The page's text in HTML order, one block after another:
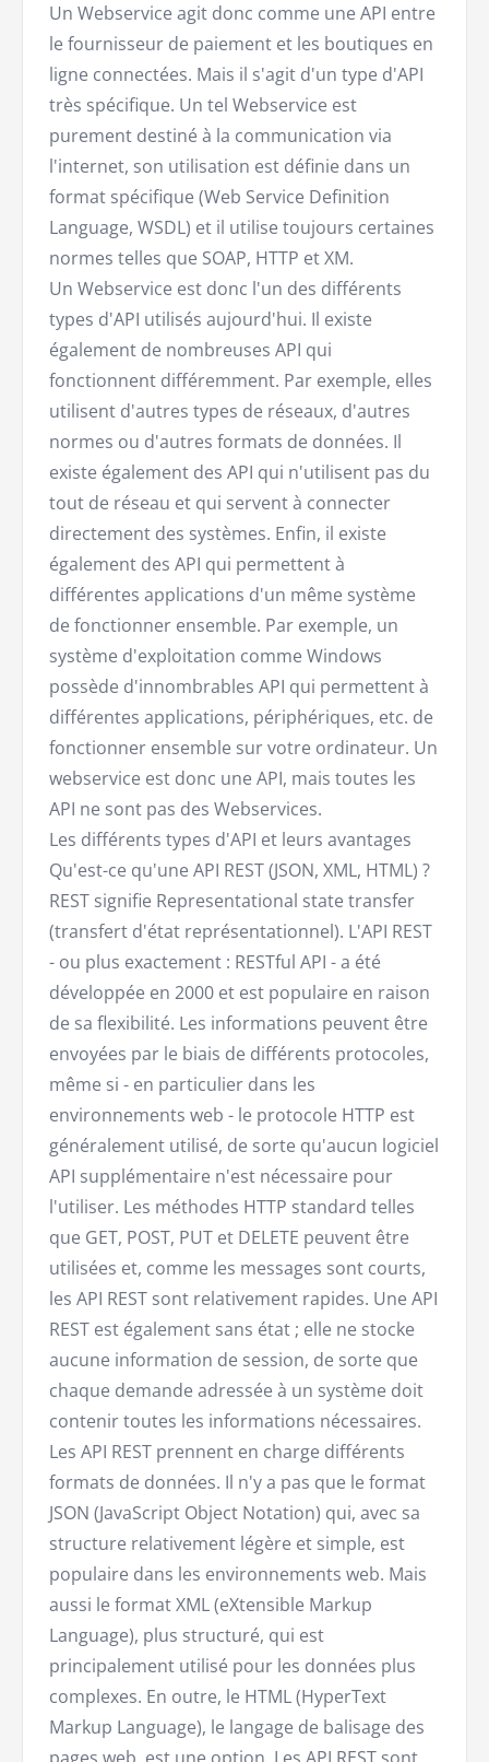
Un Webservice agit donc comme une API entre
le fournisseur de paiement et les boutiques en
ligne connectées. Mais il s'agit d'un type d'API
très spécifique. Un tel Webservice est
purement destiné à la communication via
l'internet, son utilisation est définie dans un
format spécifique (Web Service Definition
Language, WSDL) et il utilise toujours certaines
normes telles que SOAP, HTTP et XM.
Un Webservice est donc l'un des différents
types d'API utilisés aujourd'hui. Il existe
également de nombreuses API qui
fonctionnent différemment. Par exemple, elles
utilisent d'autres types de réseaux, d'autres
normes ou d'autres formats de données. Il
existe également des API qui n'utilisent pas du
tout de réseau et qui servent à connecter
directement des systèmes. Enfin, il existe
également des API qui permettent à
différentes applications d'un même système
de fonctionner ensemble. Par exemple, un
système d'exploitation comme Windows
possède d'innombrables API qui permettent à
différentes applications, périphériques, etc. de
fonctionner ensemble sur votre ordinateur. Un
webservice est donc une API, mais toutes les
API ne sont pas des Webservices.
Les différents types d'API et leurs avantages
Qu'est-ce qu'une API REST (JSON, XML, HTML) ?
REST signifie Representational state transfer
(transfert d'état représentationnel). L'API REST
- ou plus exactement : RESTful API - a été
développée en 2000 et est populaire en raison
de sa flexibilité. Les informations peuvent être
envoyées par le biais de différents protocoles,
même si - en particulier dans les
environnements web - le protocole HTTP est
généralement utilisé, de sorte qu'aucun logiciel
API supplémentaire n'est nécessaire pour
l'utiliser. Les méthodes HTTP standard telles
que GET, POST, PUT et DELETE peuvent être
utilisées et, comme les messages sont courts,
les API REST sont relativement rapides. Une API
REST est également sans état ; elle ne stocke
aucune information de session, de sorte que
chaque demande adressée à un système doit
contenir toutes les informations nécessaires.
Les API REST prennent en charge différents
formats de données. Il n'y a pas que le format
JSON (JavaScript Object Notation) qui, avec sa
structure relativement légère et simple, est
populaire dans les environnements web. Mais
aussi le format XML (eXtensible Markup
Language), plus structuré, qui est
principalement utilisé pour les données plus
complexes. En outre, le HTML (HyperText
Markup Language), le langage de balisage des